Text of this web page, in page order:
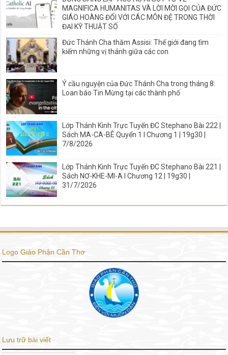
MAGNIFICA HUMANITAS VÀ LỜI MỜI GỌI CỦA ĐỨC
GIÁO HOÀNG ĐỐI VỚI CÁC MÔN ĐỆ TRONG THỜI
ĐẠI KỸ THUẬT SỐ
Đức Thánh Cha thăm Assisi: Thế giới đang tìm
kiếm những vị thánh giữa các con
Ý cầu nguyện của Đức Thánh Cha trong tháng 8:
Loan báo Tin Mừng tại các thành phố
Lớp Thánh Kinh Trực Tuyến ĐC Stephano Bài 222 |
Sách MA-CA-BÊ Quyển 1 I Chương 1 | 19g30 |
7/8/2026
Lớp Thánh Kinh Trực Tuyến ĐC Stephano Bài 221 |
Sách NƠ-KHE-MI-A I Chương 12 | 19g30 |
31/7/2026
Logo Giáo Phận Cần Thơ
Lưu trữ bài viết